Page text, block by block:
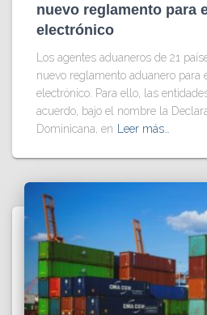
nuevo reglamento para
electrónico
Los agentes aduaneros de 21
nuevo reglamento aduanero para
electrónico. Para ello, las
acuerdo, bajo el nombre la
Dominicana, en
Leer más…